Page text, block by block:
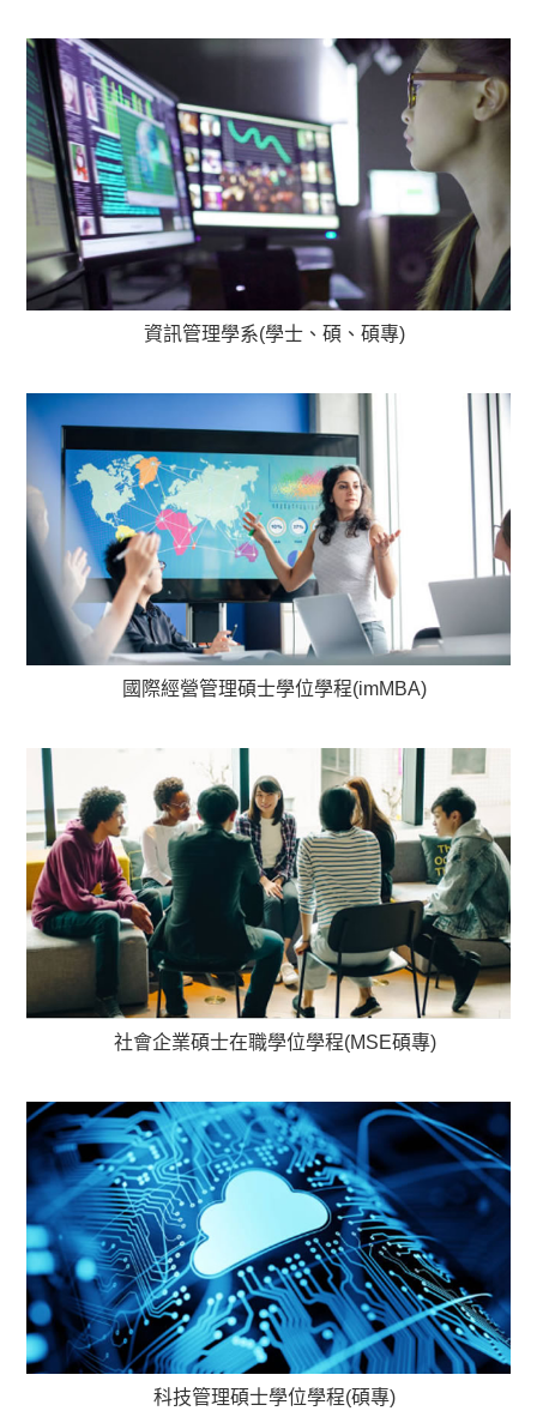
資訊管理學系(學士、碩、碩專)
國際經營管理碩士學位學程(imMBA)
社會企業碩士在職學位學程(MSE碩專)
科技管理碩士學位學程(碩專)